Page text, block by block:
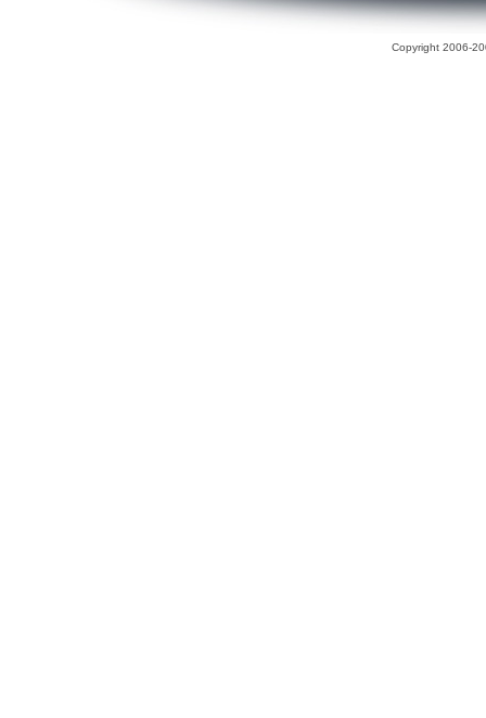
Copyright 2006-